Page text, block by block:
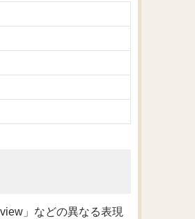
」などの異なる表現